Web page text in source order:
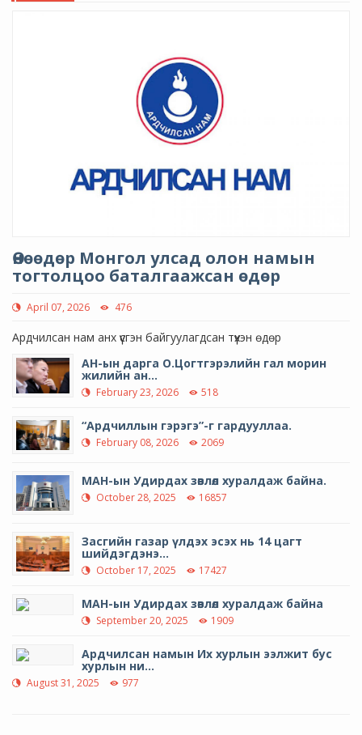
Өнөөдөр Монгол улсад олон намын
тогтолцоо баталгаажсан өдөр
April 07, 2026 476
Ардчилсан нам анх үүсгэн байгуулагдсан түүхэн өдөр
АН-ын дарга О.Цогтгэрэлийн гал морин
жилийн ан...
February 23, 2026 518
“Ардчиллын гэрэгэ”-г гардууллаа.
February 08, 2026 2069
МАН-ын Удирдах зөвлөл хуралдаж байна.
October 28, 2025 16857
Засгийн газар үлдэх эсэх нь 14 цагт
шийдэгдэнэ...
October 17, 2025 17427
МАН-ын Удирдах зөвлөл хуралдаж байна
September 20, 2025 1909
Ардчилсан намын Их хурлын ээлжит бус
хурлын ни...
August 31, 2025 977